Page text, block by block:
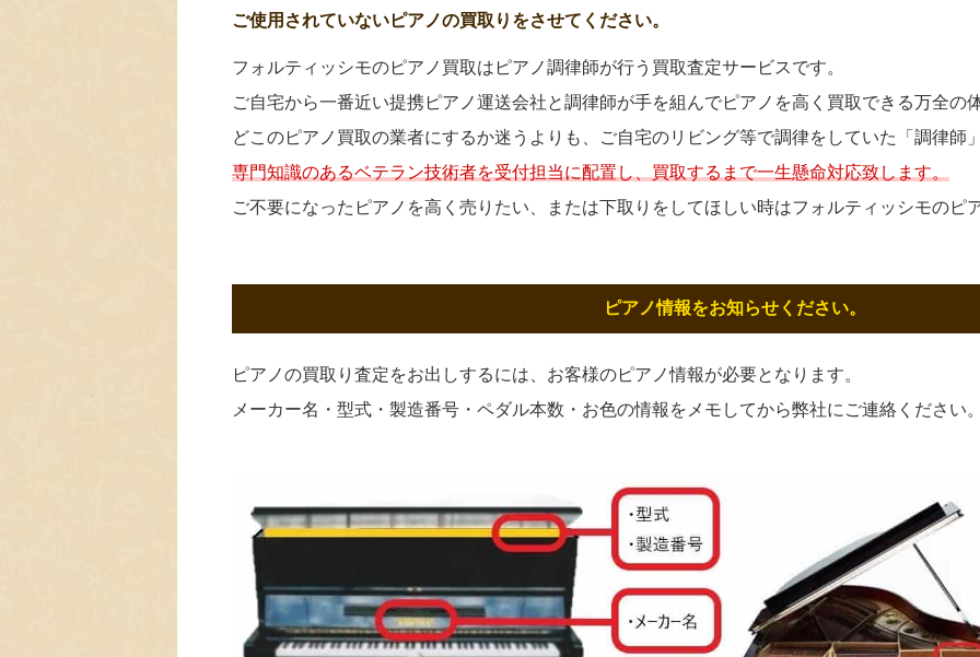
ご使用されていないピアノの買取りをさせてください。
フォルティッシモのピアノ買取はピアノ調律師が行う買取査定サービスです。
ご自宅から一番近い提携ピアノ運送会社と調律師が手を組んでピアノを高く買取できる万全の
どこのピアノ買取の業者にするか迷うよりも、ご自宅のリビング等で調律をしていた「調律師
専門知識のあるベテラン技術者を受付担当に配置し、買取するまで一生懸命対応致します。
ご不要になったピアノを高く売りたい、または下取りをしてほしい時はフォルティッシモのピ
ピアノ情報をお知らせください。
ピアノの買取り査定をお出しするには、お客様のピアノ情報が必要となります。
メーカー名・型式・製造番号・ペダル本数・お色の情報をメモしてから弊社にご連絡ください